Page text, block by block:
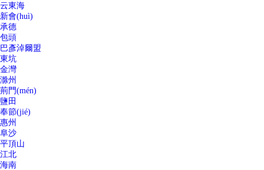
云東海
新會(huì)
承德
包頭
巴彥淖爾盟
東坑
金灣
滁州
荊門(mén)
鹽田
奉節(jié)
惠州
阜沙
平頂山
江北
海南